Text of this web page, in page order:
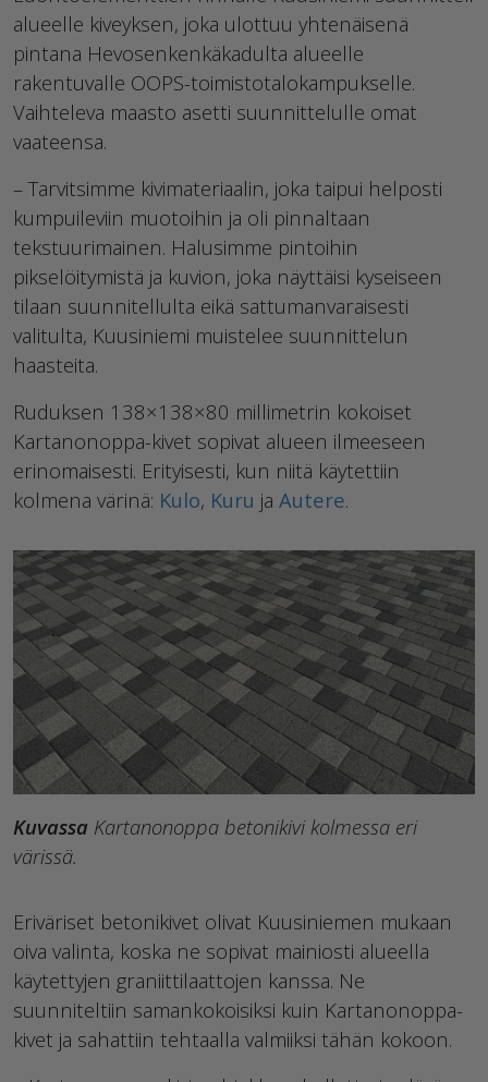
alueelle kiveyksen, joka ulottuu yhtenäisenä
pintana Hevosenkenkäkadulta alueelle
rakentuvalle OOPS-toimistotalokampukselle.
Vaihteleva maasto asetti suunnittelulle omat
vaateensa.
– Tarvitsimme kivimateriaalin, joka taipui helposti
kumpuileviin muotoihin ja oli pinnaltaan
tekstuurimainen. Halusimme pintoihin
pikselöitymistä ja kuvion, joka näyttäisi kyseiseen
tilaan suunnitellulta eikä sattumanvaraisesti
valitulta, Kuusiniemi muistelee suunnittelun
haasteita.
Ruduksen 138×138×80 millimetrin kokoiset
Kartanonoppa-kivet sopivat alueen ilmeeseen
erinomaisesti. Erityisesti, kun niitä käytettiin
kolmena värinä: Kulo, Kuru ja Autere.
Kuvassa Kartanonoppa betonikivi kolmessa eri
värissä.
Eriväriset betonikivet olivat Kuusiniemen mukaan
oiva valinta, koska ne sopivat mainiosti alueella
käytettyjen graniittilaattojen kanssa. Ne
suunniteltiin samankokoisiksi kuin Kartanonoppa-
kivet ja sahattiin tehtaalla valmiiksi tähän kokoon.